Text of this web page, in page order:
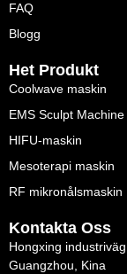
FAQ
Blogg
Het Produkt
Coolwave maskin
EMS Sculpt Machine
HIFU-maskin
Mesoterapi maskin
RF mikronålsmaskin
Kontakta Oss
Hongxing
Guangzhou, Kina